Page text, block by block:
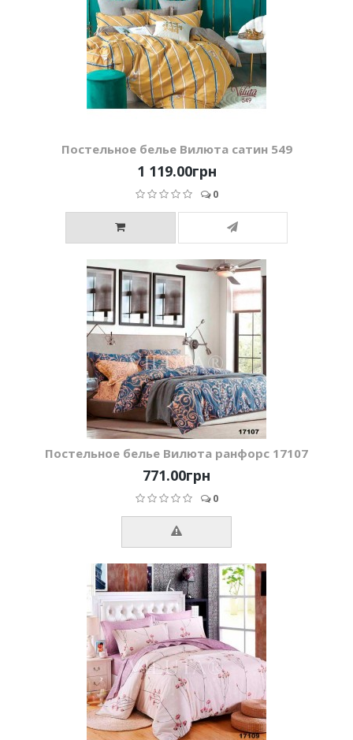
Постельное белье Вилюта сатин 549
1 119.00грн
0
Постельное белье Вилюта ранфорс 17107
771.00грн
0